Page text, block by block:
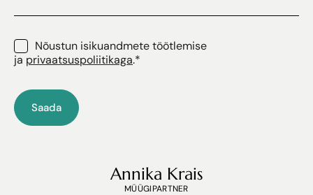
Annika Krais
MÜÜGIPARTNER
Consent*
Nõustun isikuandmete töötlemise
ja privaatsuspoliitikaga.*